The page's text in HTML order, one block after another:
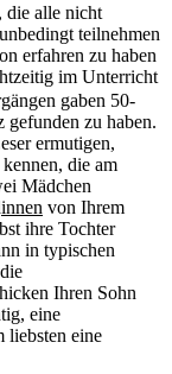
die alle nicht
teilnehmen
erfahren zu haben
im Unterricht
gaben 50-
gefunden zu haben.
ermutigen,
die am
Mädchen
innen von Ihrem
ihre Tochter
in typischen
Ihren Sohn
eine
liebsten eine